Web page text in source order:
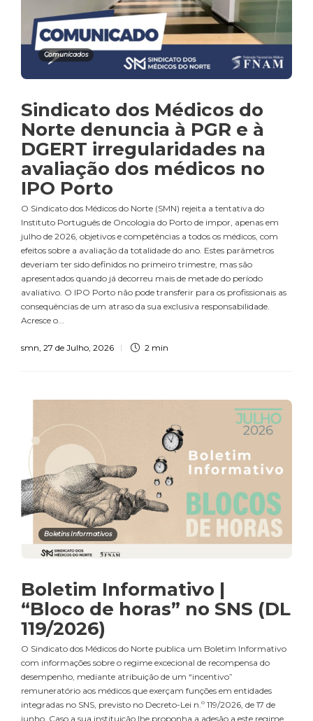
Comunicados
Sindicato dos Médicos do
Norte denuncia à PGR e à
DGERT irregularidades na
avaliação dos médicos no
IPO Porto
O Sindicato dos Médicos do Norte (SMN) rejeita a tentativa do
Instituto Português de Oncologia do Porto de impor, apenas em
julho de 2026, objetivos e competências a todos os médicos, com
efeitos sobre a avaliação da totalidade do ano. Estes parâmetros
deveriam ter sido definidos no primeiro trimestre, mas são
apresentados quando já decorreu mais de metade do período
avaliativo. O IPO Porto não pode transferir para os profissionais as
consequências de um atraso da sua exclusiva responsabilidade.
Acresce o...
smn, 27 de Julho, 2026 2 min
Boletins Informativos
Boletim Informativo |
“Bloco de horas” no SNS (DL
119/2026)
O Sindicato dos Médicos do Norte publica um Boletim Informativo
com informações sobre o regime excecional de recompensa do
desempenho, mediante atribuição de um “incentivo”
remuneratório aos médicos que exerçam funções em entidades
integradas no SNS, previsto no Decreto-Lei n.º 119/2026, de 17 de
junho. Caso a sua instituição lhe proponha a adesão a este regime,